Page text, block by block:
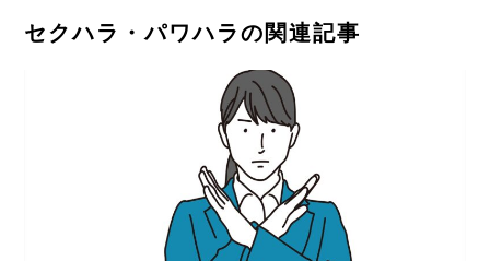
セクハラ・パワハラの関連記事